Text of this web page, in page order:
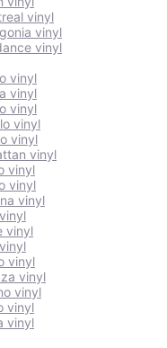
vinyl
vinyl
vinyl
vinyl
vinyl
vinyl
vinyl
vinyl
vinyl
vinyl
vinyl
vinyl
vinyl
vinyl
vinyl
vinyl
vinyl
vinyl